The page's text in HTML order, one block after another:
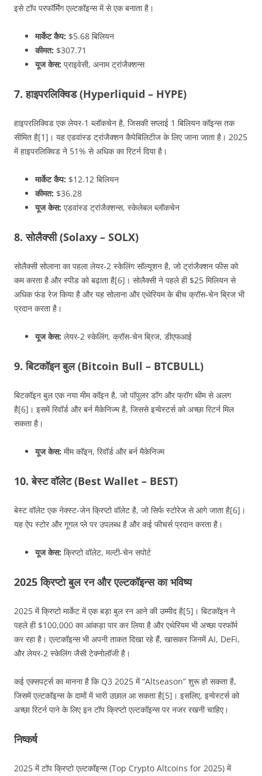
इसे टॉप परफॉर्मिंग एल्टकॉइन्स में से एक बनाता है।
मार्केट कैप: $5.68 बिलियन
कीमत: $307.71
यूज केस: प्राइवेसी, अनाम ट्रांजैक्शन्स
7. हाइपरलिक्विड (Hyperliquid – HYPE)
हाइपरलिक्विड एक लेयर-1 ब्लॉकचेन है, जिसकी सप्लाई 1 बिलियन कॉइन्स तक
सीमित है[1]। यह एडवांस्ड ट्रांजैक्शन कैपेबिलिटीज के लिए जाना जाता है। 2025
में हाइपरलिक्विड ने 51% से अधिक का रिटर्न दिया है।
मार्केट कैप: $12.12 बिलियन
कीमत: $36.28
यूज केस: एडवांस्ड ट्रांजैक्शन्स, स्केलेबल ब्लॉकचेन
8. सोलैक्सी (Solaxy – SOLX)
सोलैक्सी सोलाना का पहला लेयर-2 स्केलिंग सॉल्यूशन है, जो ट्रांजैक्शन फीस को
कम करता है और स्पीड को बढ़ाता है[6]। सोलैक्सी ने पहले ही $25 मिलियन से
अधिक फंड रेज किया है और यह सोलाना और एथेरियम के बीच क्रॉस-चेन ब्रिज भी
प्रदान करता है।
यूज केस: लेयर-2 स्केलिंग, क्रॉस-चेन ब्रिज, डीएफआई
9. बिटकॉइन बुल (Bitcoin Bull – BTCBULL)
बिटकॉइन बुल एक नया मीम कॉइन है, जो पॉपुलर डॉग और फ्रॉग थीम से अलग
है[6]। इसमें रिवॉर्ड और बर्न मैकेनिज्म है, जिससे इन्वेस्टर्स को अच्छा रिटर्न मिल
सकता है।
यूज केस: मीम कॉइन, रिवॉर्ड और बर्न मैकेनिज्म
10. बेस्ट वॉलेट (Best Wallet – BEST)
बेस्ट वॉलेट एक नेक्स्ट-जेन क्रिप्टो वॉलेट है, जो सिर्फ स्टोरेज से आगे जाता है[6]।
यह ऐप स्टोर और गूगल प्ले पर उपलब्ध है और कई फीचर्स प्रदान करता है।
यूज केस: क्रिप्टो वॉलेट, मल्टी-चेन सपोर्ट
2025 क्रिप्टो बुल रन और एल्टकॉइन्स का भविष्य
2025 में क्रिप्टो मार्केट में एक बड़ा बुल रन आने की उम्मीद है[5]। बिटकॉइन ने
पहले ही $100,000 का आंकड़ा पार कर लिया है और एथेरियम भी अच्छा परफॉर्म
कर रहा है। एल्टकॉइन्स भी अपनी ताकत दिखा रहे हैं, खासकर जिनमें AI, DeFi,
और लेयर-2 स्केलिंग जैसी टेक्नोलॉजी है।
कई एक्सपर्ट्स का मानना है कि Q3 2025 में “Altseason” शुरू हो सकता है,
जिसमें एल्टकॉइन्स के दामों में भारी उछाल आ सकता है[5]। इसलिए, इन्वेस्टर्स को
अच्छा रिटर्न पाने के लिए इन टॉप क्रिप्टो एल्टकॉइन्स पर नजर रखनी चाहिए।
निष्कर्ष
2025 में टॉप क्रिप्टो एल्टकॉइन्स (Top Crypto Altcoins for 2025) में